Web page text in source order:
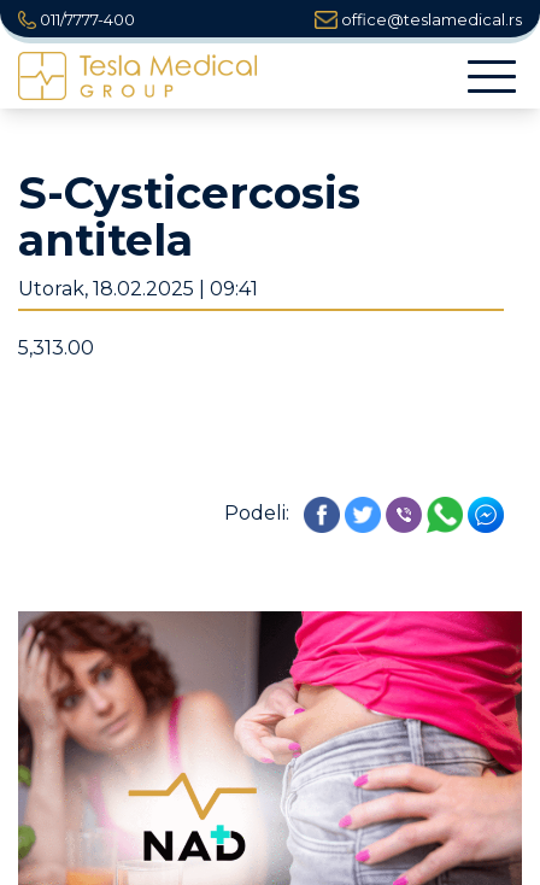
011/7777-400 office@teslamedical.rs
S-Cysticercosis
antitela
Utorak, 18.02.2025 | 09:41
5,313.00
Podeli: